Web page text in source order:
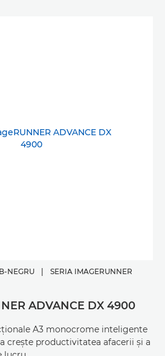
NEGRU
SERIA IMAGERUNNER
ADVANCE DX 4900
A3 monocrome inteligente
creşte productivitatea afacerii şi a